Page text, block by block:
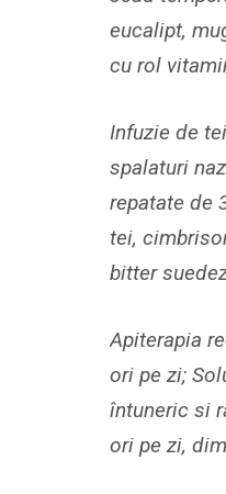
eucalipt,
cu rol
Infuzie de
spalaturi
repatate de
tei,
bitter
Apiterapia
ori pe zi;
întuneric si
ori pe zi,